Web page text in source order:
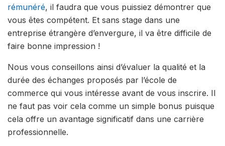
rémunéré, il faudra que vous puissiez démontrer que
vous êtes compétent. Et sans stage dans une
entreprise étrangère d’envergure, il va être difficile de
faire bonne impression !
Nous vous conseillons ainsi d’évaluer la qualité et la
durée des échanges proposés par l’école de
commerce qui vous intéresse avant de vous inscrire. Il
ne faut pas voir cela comme un simple bonus puisque
cela offre un avantage significatif dans une carrière
professionnelle.